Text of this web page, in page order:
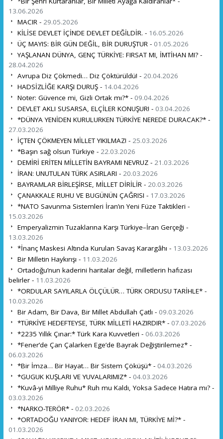
13.06.2026
MACIR - 29.05.2026
KİLİSE DEVLET İÇİNDE DEVLET DEĞİLDİR. - 16.05.2026
ÜÇ MAYIS: BİR GÜN DEĞİL, BİR DURUŞTUR - 01.05.2026
YAŞLANAN DÜNYA, GENÇ TÜRKİYE: FIRSAT MI, İMTİHAN MI? -
28.04.2026
Avrupa Diz Çökmedi… Diz Çöktürüldü! - 20.04.2026
HADSİZLİĞE KARŞI DURUŞ - 14.04.2026
Noter: Güvence mi, Gizli Ortak mı?* - 09.04.2026
DEVLET AKLI SUSARSA, ELÇİLER KONUŞUR! - 03.04.2026
*DÜNYA YENİDEN KURULURKEN TÜRKİYE NEREDE DURACAK?* -
27.03.2026
İÇTEN ÇÖKMEYEN MİLLET YIKILMAZ! - 25.03.2026
*Başın sağ olsun Türkiye - 22.03.2026
DEMİRİ ERİTEN MİLLETİN BAYRAMI NEVRUZ - 21.03.2026
İRAN: UNUTULAN TÜRK ASIRLARI - 20.03.2026
BAYRAMLAR BİRLEŞİRSE, MİLLET DİRİLİR - 20.03.2026
ÇANAKKALE RUHU VE BUGÜNÜN ÇAĞRISI - 17.03.2026
*NATO Savunma Sistemleri İran’ın Yeni Füze Taktikleri -
15.03.2026
Emperyalizmin Tuzaklarına Karşı Türkiye–İran Gerçeği -
13.03.2026
*İnanç Maskesi Altında Kurulan Savaş Karargâhı - 13.03.2026
Bir Milletin Haykırışı - 11.03.2026
Ortadoğu’nun kaderini haritalar değil, milletlerin hafızası
belirler - 11.03.2026
*ORDULAR SAYILARLA ÖLÇÜLÜR… TÜRK ORDUSU TARİHLE* -
10.03.2026
Bir Adam, Bir Dava, Bir Millet Abdullah Çatlı - 09.03.2026
*TÜRKİYE HEDEFTEYSE, TÜRK MİLLETİ HAZIRDIR* - 07.03.2026
*2235 Yıllık Çınar:* Türk Kara Kuvvetleri - 06.03.2026
*Fener’de Çan Çalarken Ege’de Bayrak Değiştirilemez* -
06.03.2026
*Bir İmza… Bir Hayat… Bir Sistem Çöküşü* - 04.03.2026
*GUGUK KUŞLARI VE YUVALARIMIZ* - 04.03.2026
*Kuvâ-yi Milliye Ruhu* Ruh mu Kaldı, Yoksa Sadece Hatıra mı? -
03.03.2026
*NARKO-TERÖR* - 02.03.2026
*ORTADOĞU YANIYOR: HEDEF İRAN MI, TÜRKİYE Mİ?* -
01.03.2026